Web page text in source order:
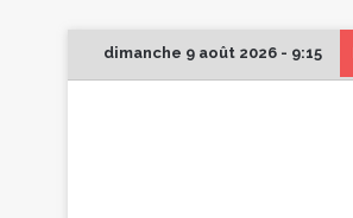
dimanche 9 août 2026 - 9:15